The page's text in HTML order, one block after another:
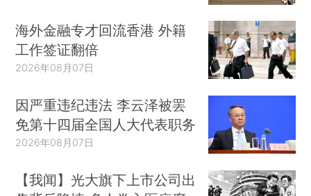
海外金融专才回流香港 外籍
工作签证翻倍
2026年08月07日
因严重违纪违法 李云泽被罢
免第十四届全国人大代表职务
2026年08月07日
【我闻】光大旗下上市公司出